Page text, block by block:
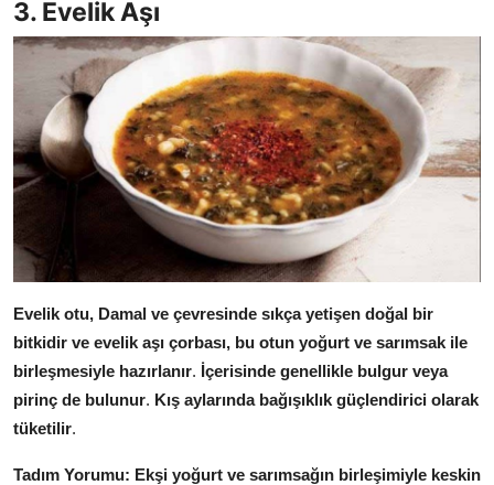
3. Evelik Aşı
Evelik otu, Damal ve çevresinde sıkça yetişen doğal bir
bitkidir ve evelik aşı çorbası, bu otun yoğurt ve sarımsak ile
birleşmesiyle hazırlanır. İçerisinde genellikle bulgur veya
pirinç de bulunur. Kış aylarında bağışıklık güçlendirici olarak
tüketilir.
Tadım Yorumu: Ekşi yoğurt ve sarımsağın birleşimiyle keskin